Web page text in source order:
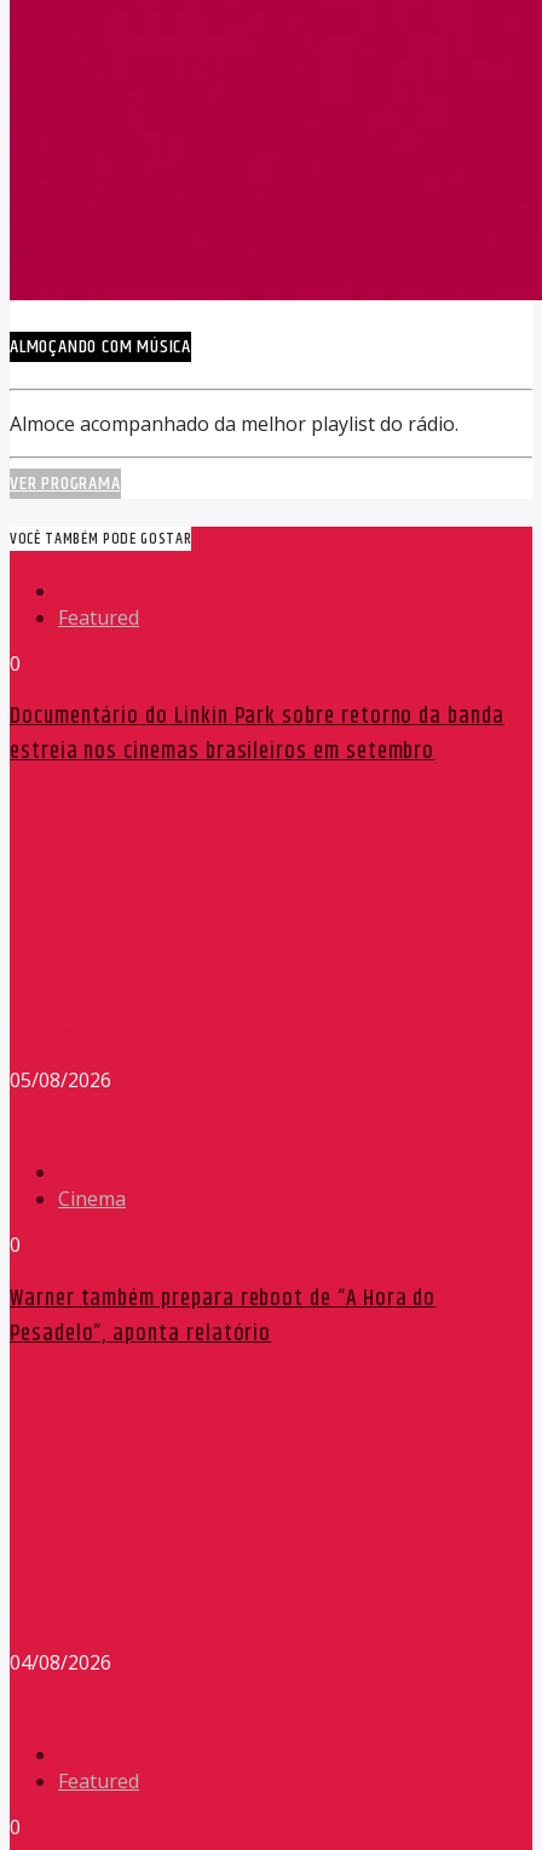
ALMOÇANDO COM MÚSICA
Almoce acompanhado da melhor playlist do rádio.
VER PROGRAMA
VOCÊ TAMBÉM PODE GOSTAR
Featured
0
Documentário do Linkin Park sobre retorno da banda
estreia nos cinemas brasileiros em setembro
05/08/2026
Cinema
0
Warner também prepara reboot de “A Hora do
Pesadelo”, aponta relatório
04/08/2026
Featured
0